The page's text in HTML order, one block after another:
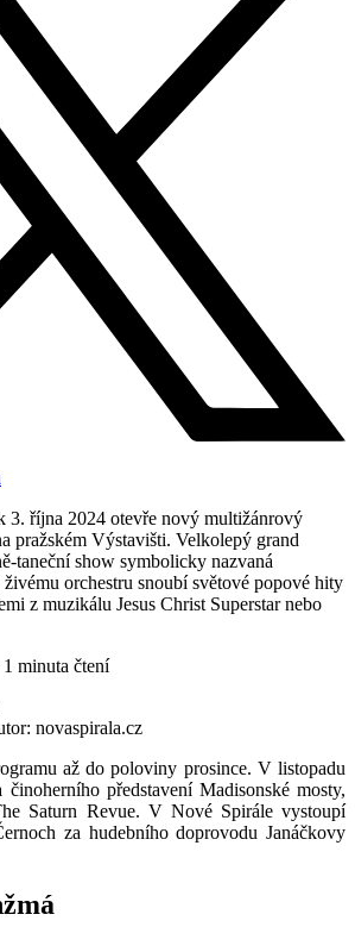
3. října 2024 otevře nový multižánrový
pražském Výstavišti. Velkolepý grand
taneční show symbolicky nazvaná
orchestru snoubí světové popové hity
z muzikálu Jesus Christ Superstar nebo
1 minuta čtení
novaspirala.cz
až do poloviny prosince. V listopadu
činoherního představení Madisonské mosty,
Saturn Revue. V Nové Spirále vystoupí
za hudebního doprovodu Janáčkovy